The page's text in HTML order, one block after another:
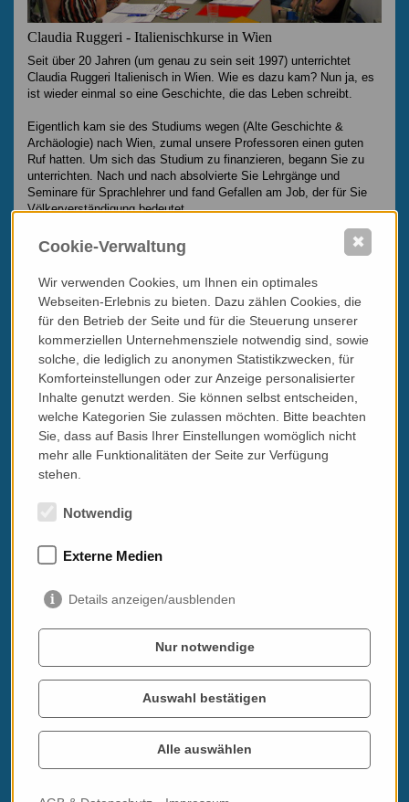
Claudia Ruggeri - Italienischkurse in Wien
Seit über 20 Jahren (um genau zu sein seit 1997) unterrichtet
Claudia Ruggeri Italienisch in Wien. Wie es dazu kam? Nun ja, es
ist wieder einmal so eine Geschichte, die das Leben schreibt.
Eigentlich kam sie des Studiums wegen (Alte Geschichte &
Archäologie) nach Wien, zumal unsere Professoren einen guten
Ruf hatten. Um sich das Studium zu finanzieren, begann Sie zu
unterrichten. Nach und nach absolvierte Sie Lehrgänge und
Seminare für Sprachlehrer und fand Gefallen am Job, der für Sie
Völkerverständigung bedeutet.
Unterrichtete sie jahrelang am Italienischen Kulturinstitut oder auch
am Institut für IBWL der Universität Wien, so verlagerte Claudia
Ruggeri Ihre Tätigkeit immer mehr Richtung Erwachsendenbildung
bzw. zu Kursen für eine italienverliebte Klientel.
Ein Sprachkurs lebt - vor allem in der Umsetzung - von der
Themenvielfalt. Claudia Ruggeri verpackt daher Tagesaktuelles
aus Italien mit Kultur, Musik und Kulinarik zu einem
unterhaltsamen Lernpaket mit "Dolce Vita-Anklang".
Einzelunterricht & Gruppenkurse
In ihrem Angebot finden sich sowohl Gruppenkurse für
verschiedene Sprachniveaus, wie auch Einzelunterricht. Immerzu
im Fokus die Konversation, das Umsetzen ins gesprochene Wort,
das den Lernfortschritt greifbar und die nächste Italienreise
spannend macht. Dabei können schon einmal ein guter Espresso
oder Cantuccini als Türöffner zur Sprache dienen.
Die Gruppengrößen werden mit Minigruppen (3-4 TeilnehmerInnen)
gehalten. Bei nur 2 Teilnehmern in einem bestimmten
Cookie-Verwaltung
Wir verwenden Cookies, um Ihnen ein optimales
Webseiten-Erlebnis zu bieten. Dazu zählen Cookies, die
für den Betrieb der Seite und für die Steuerung unserer
kommerziellen Unternehmensziele notwendig sind, sowie
solche, die lediglich zu anonymen Statistikzwecken, für
Komforteinstellungen oder zur Anzeige personalisierter
Inhalte genutzt werden. Sie können selbst entscheiden,
welche Kategorien Sie zulassen möchten. Bitte beachten
Sie, dass auf Basis Ihrer Einstellungen womöglich nicht
mehr alle Funktionalitäten der Seite zur Verfügung
stehen.
Notwendig
Externe Medien
Details anzeigen/ausblenden
Nur notwendige
Auswahl bestätigen
Alle auswählen
✖